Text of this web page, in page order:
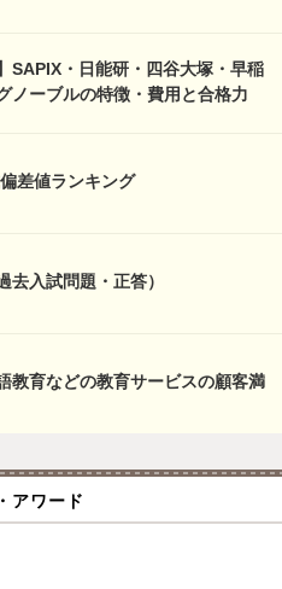
SAPIX・日能研・四谷大塚・早稲
ノーブルの特徴・費用と合格力
差値ランキング
去入試問題・正答）
教育などの教育サービスの顧客満
アワード